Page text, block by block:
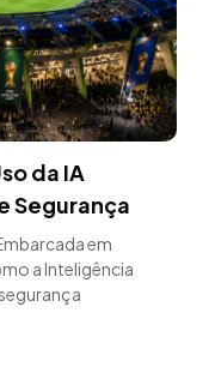
da IA
Segurança
em
a Inteligência